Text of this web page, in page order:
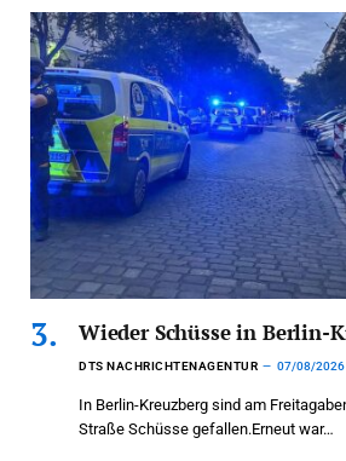
Wieder Schüsse in Berlin-
DTS NACHRICHTENAGENTUR 07/08/2026
In Berlin-Kreuzberg sind am
Straße Schüsse gefallen.Erneut war…